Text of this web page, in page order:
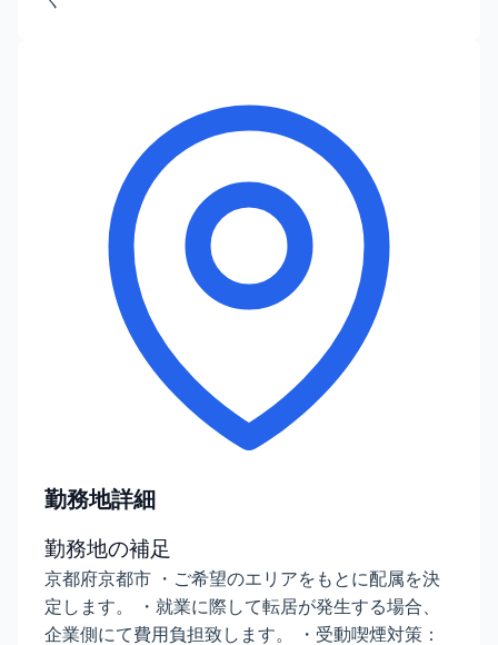
勤務地詳細
勤務地の補足
京都府京都市 ・ご希望のエリアをもとに配属を決
定します。 ・就業に際して転居が発生する場合、
企業側にて費用負担致します。 ・受動喫煙対策：